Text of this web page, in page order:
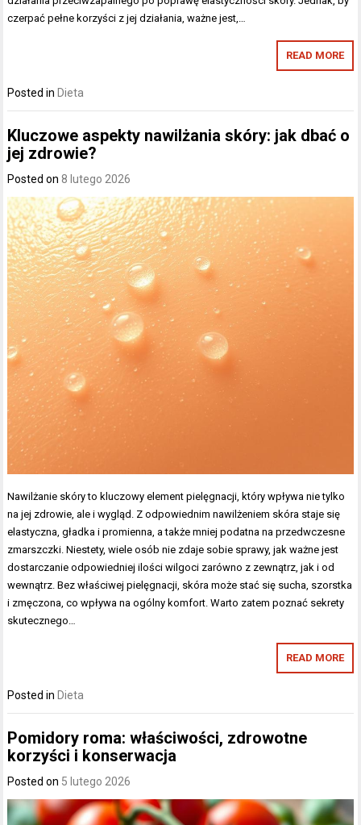
czerpać pełne korzyści z jej działania, ważne jest,…
READ MORE
Posted in Dieta
Kluczowe aspekty nawilżania skóry: jak dbać o
jej zdrowie?
Posted on 8 lutego 2026
Nawilżanie skóry to kluczowy element pielęgnacji, który wpływa nie tylko
na jej zdrowie, ale i wygląd. Z odpowiednim nawilżeniem skóra staje się
elastyczna, gładka i promienna, a także mniej podatna na przedwczesne
zmarszczki. Niestety, wiele osób nie zdaje sobie sprawy, jak ważne jest
dostarczanie odpowiedniej ilości wilgoci zarówno z zewnątrz, jak i od
wewnątrz. Bez właściwej pielęgnacji, skóra może stać się sucha, szorstka
i zmęczona, co wpływa na ogólny komfort. Warto zatem poznać sekrety
skutecznego…
READ MORE
Posted inDieta
Pomidory roma: właściwości, zdrowotne
korzyści i konserwacja
Posted on 5 lutego 2026